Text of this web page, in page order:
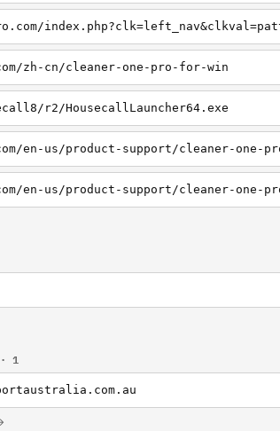
zh-cn/cleaner-one-pro-for-win
r2/HousecallLauncher64.exe
en-us/product-support/cleaner-one-
en-us/product-support/cleaner-one-
· 1